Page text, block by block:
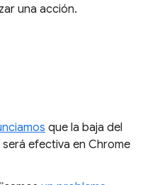
una acción.
que la baja del
será efectiva en Chrome